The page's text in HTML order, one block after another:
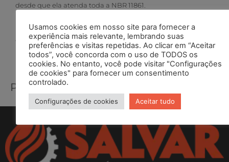
desde que ela atenda toda a NBR 11861.
Diâmetro: 1.1/2″
Comprimento 15m
Produtos Relacionados
Usamos cookies em nosso site para fornecer a
experiência mais relevante, lembrando suas
preferências e visitas repetidas. Ao clicar em “Aceitar
todos”, você concorda com o uso de TODOS os
cookies. No entanto, você pode visitar "Configurações
de cookies" para fornecer um consentimento
controlado.
Configurações de cookies Aceitar tudo